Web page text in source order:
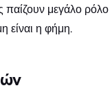
παίζουν μεγάλο ρόλο
είναι η φήμη.